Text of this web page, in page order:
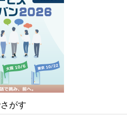
がす